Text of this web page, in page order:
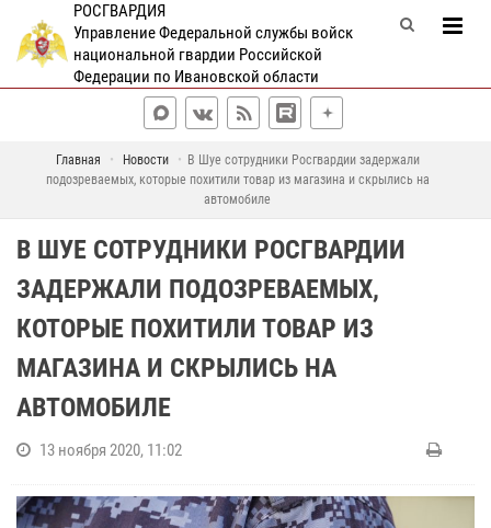
РОСГВАРДИЯ
Управление Федеральной службы войск
национальной гвардии Российской
Федерации по Ивановской области
Главная Новости
В Шуе сотрудники Росгвардии задержали
подозреваемых, которые похитили товар из магазина и скрылись на
автомобиле
В ШУЕ СОТРУДНИКИ РОСГВАРДИИ
ЗАДЕРЖАЛИ ПОДОЗРЕВАЕМЫХ,
КОТОРЫЕ ПОХИТИЛИ ТОВАР ИЗ
МАГАЗИНА И СКРЫЛИСЬ НА
АВТОМОБИЛЕ
13 ноября 2020, 11:02